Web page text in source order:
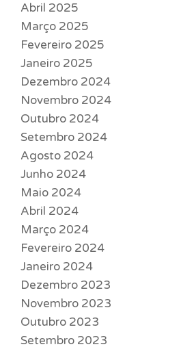
Abril 2025
Março 2025
Fevereiro 2025
Janeiro 2025
Dezembro 2024
Novembro 2024
Outubro 2024
Setembro 2024
Agosto 2024
Junho 2024
Maio 2024
Abril 2024
Março 2024
Fevereiro 2024
Janeiro 2024
Dezembro 2023
Novembro 2023
Outubro 2023
Setembro 2023